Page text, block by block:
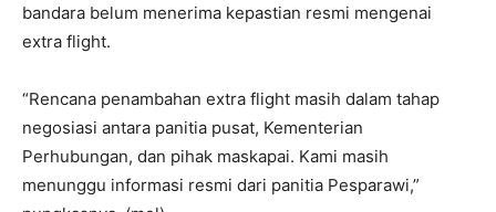
bandara belum menerima kepastian resmi mengenai
extra flight.
“Rencana penambahan extra flight masih dalam tahap
negosiasi antara panitia pusat, Kementerian
Perhubungan, dan pihak maskapai. Kami masih
menunggu informasi resmi dari panitia Pesparawi,”